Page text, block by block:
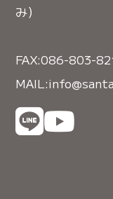
み）
FAX:086-803-